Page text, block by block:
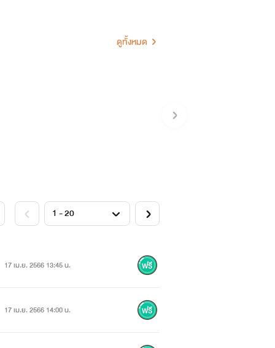
อเห็นเธอกำลังทรมานกับความ
เขาไม่ได้เชื่อใจเธอมากเกินกว่าเชื่อ
ดูทั้งหมด
17 เม.ย. 2566 13:45 น.
17 เม.ย. 2566 14:00 น.